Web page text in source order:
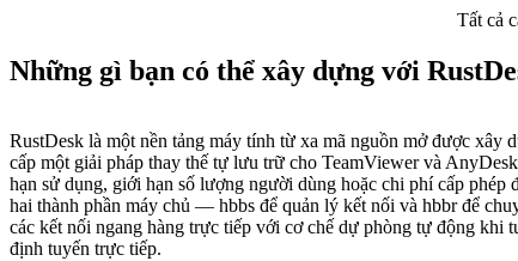
Tất cả
Những gì bạn có thể xây dựng với
RustDesk là một nền tảng máy tính từ xa mã nguồn mở được xây
cấp một giải pháp thay thế tự lưu trữ cho TeamViewer và
hạn sử dụng, giới hạn số lượng người dùng hoặc chi phí cấp phép
hai thành phần máy chủ — hbbs để quản lý kết nối và hbbr để
các kết nối ngang hàng trực tiếp với cơ chế dự phòng tự động khi
định tuyến trực tiếp.